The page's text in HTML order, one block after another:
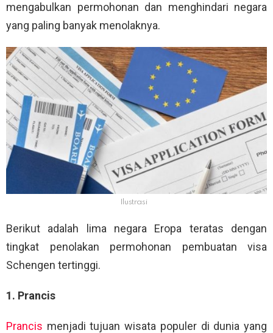
mengabulkan permohonan dan menghindari negara
yang paling banyak menolaknya.
Ilustrasi
Berikut adalah lima negara Eropa teratas dengan
tingkat penolakan permohonan pembuatan visa
Schengen tertinggi.
1. Prancis
Prancis menjadi tujuan wisata populer di dunia yang